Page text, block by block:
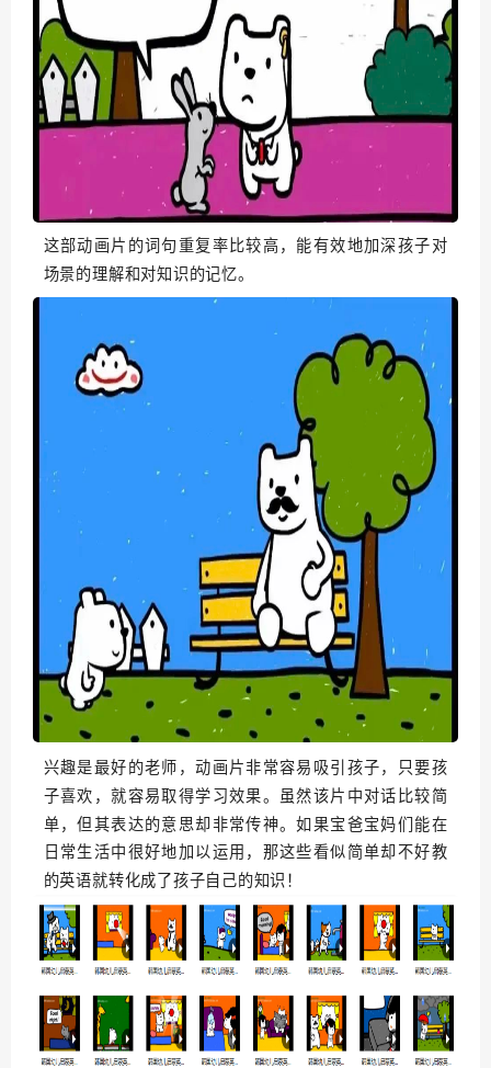
这部动画片的词句重复率比较高，能有效地加深孩子对
场景的理解和对知识的记忆。
兴趣是最好的老师，动画片非常容易吸引孩子，只要孩
子喜欢，就容易取得学习效果。虽然该片中对话比较简
单，但其表达的意思却非常传神。如果宝爸宝妈们能在
日常生活中很好地加以运用，那这些看似简单却不好教
的英语就转化成了孩子自己的知识！